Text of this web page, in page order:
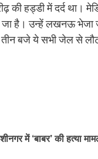
की हड्डी में दर्द था।
है। उन्हें लखनऊ भेजा
तीन बजे ये सभी जेल से
में ‘बाबर’ की हत्या